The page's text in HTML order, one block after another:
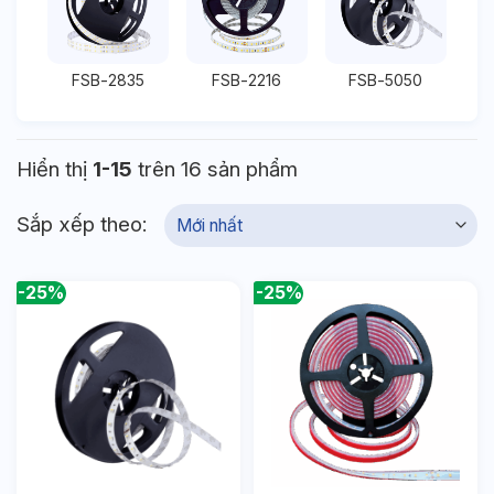
FSB-2835 FSB-2216 FSB-5050
Hiển thị 1-15 trên 16 sản phẩm
Sắp xếp theo:
-25% -25%